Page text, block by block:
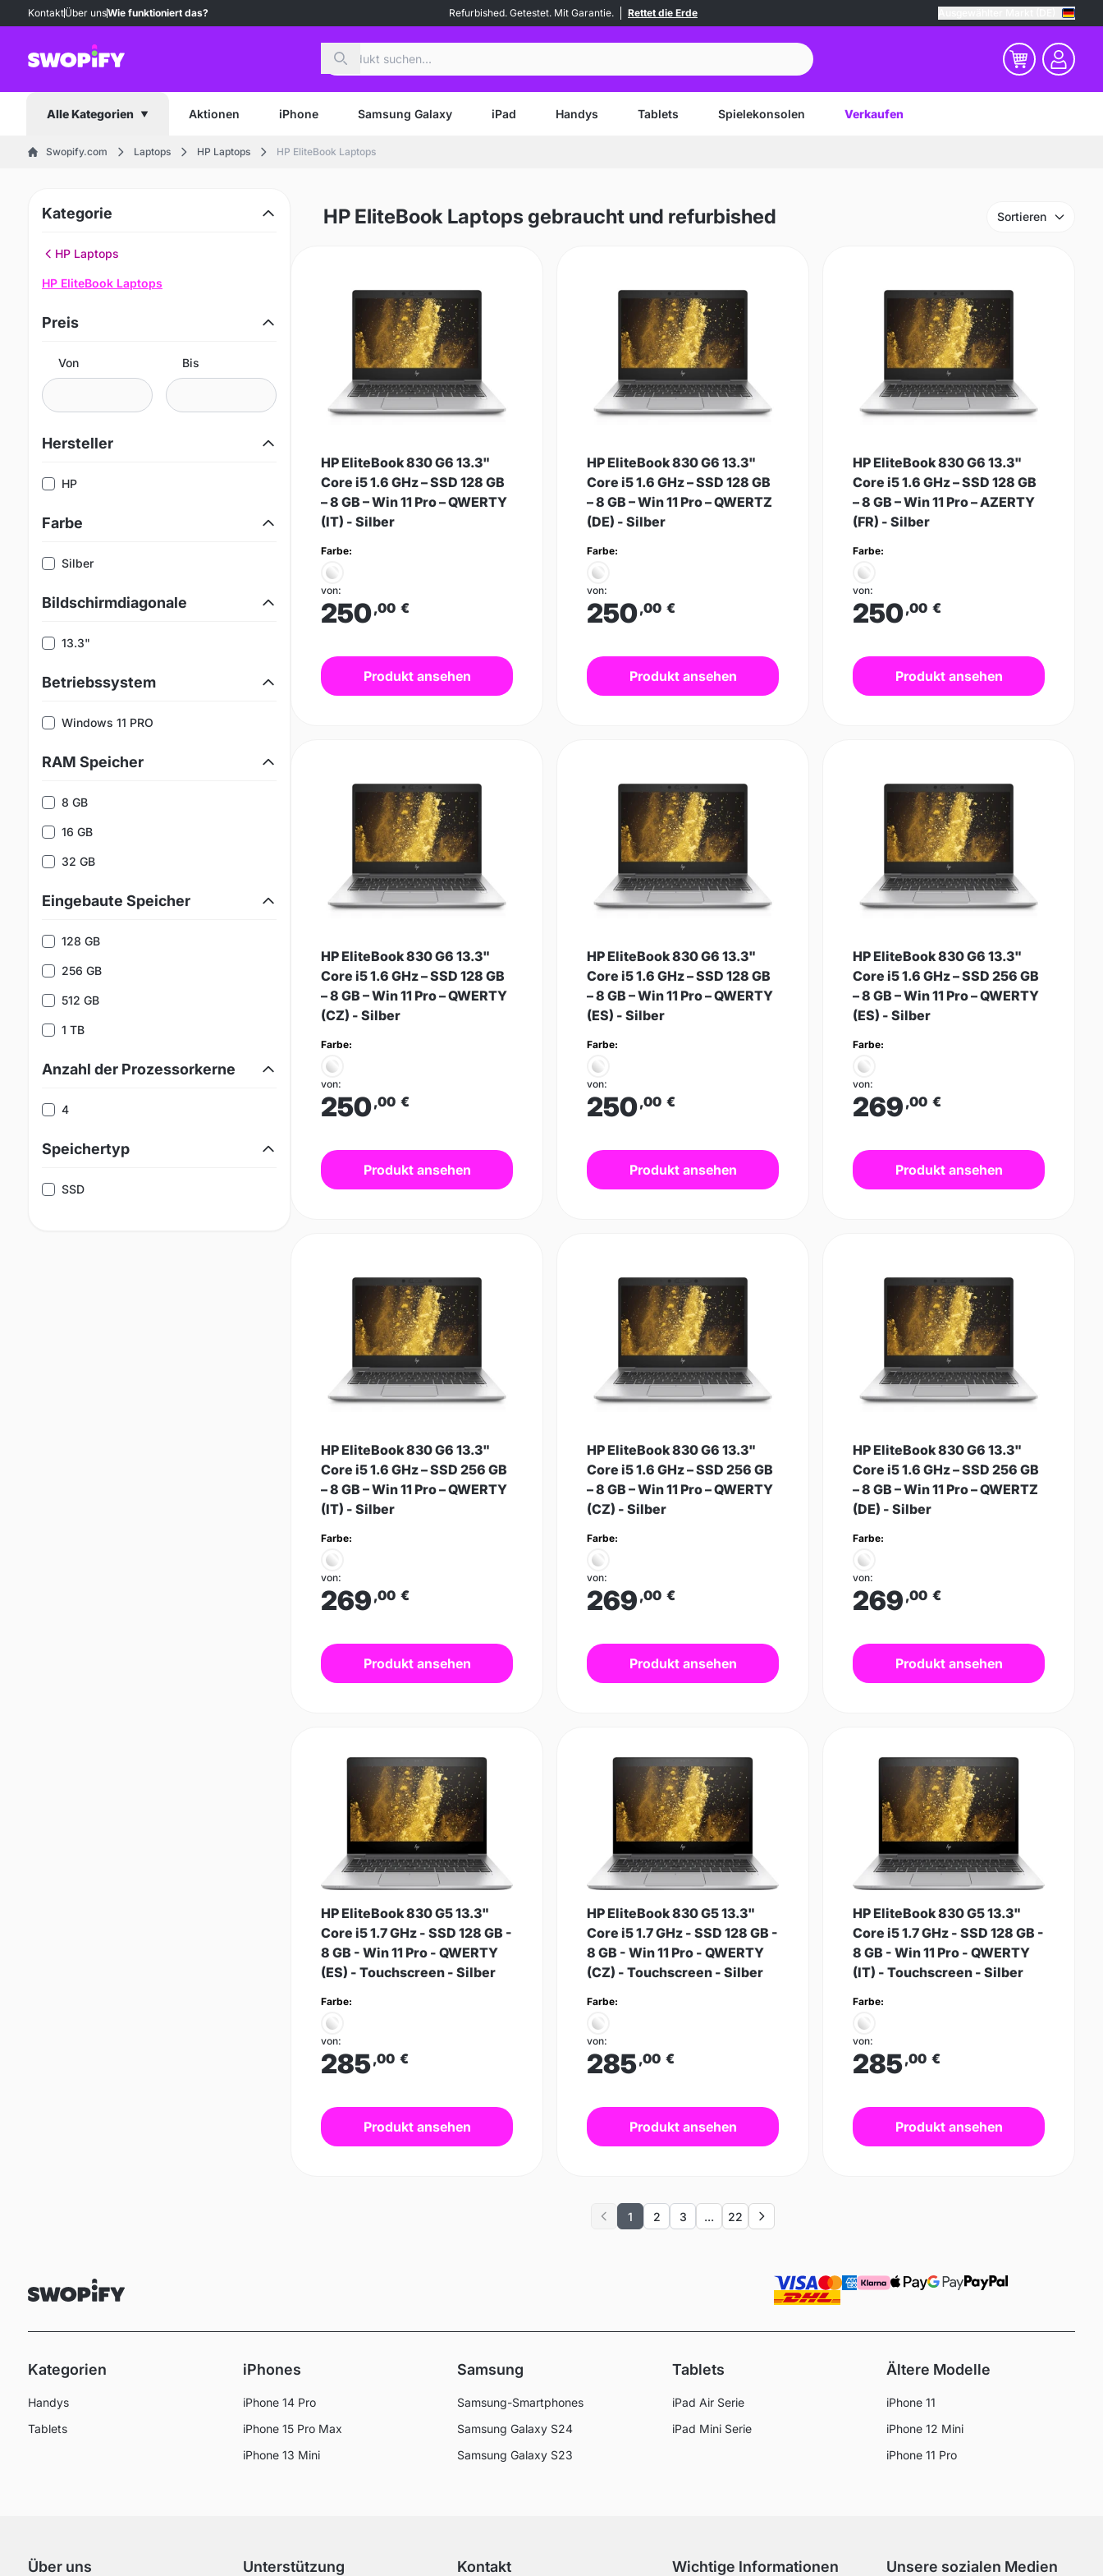
KontaktÜber unsWie funktioniert das? Refurbished. Getestet. Mit Garantie. Rettet die Erde
Alle Kategorien Aktionen iPhone Samsung Galaxy iPad Handys Tablets Spielekonsolen Verkaufen
Swopify.com Laptops HP Laptops HP EliteBook Laptops
Kategorie
HP Laptops
HP EliteBook Laptops
Preis
Von Bis
Hersteller
HP
Farbe
Silber
Bildschirmdiagonale
13.3"
Betriebssystem
Windows 11 PRO
RAM Speicher
8 GB
16 GB
32 GB
Eingebaute Speicher
128 GB
256 GB
512 GB
1 TB
Anzahl der Prozessorkerne
4
Speichertyp
SSD
HP EliteBook Laptops gebraucht und refurbished Sortieren
HP EliteBook 830 G6 13.3"
Core i5 1.6 GHz – SSD 128 GB
– 8 GB – Win 11 Pro – QWERTY
(IT) - Silber
Farbe:
von:
250,00 €
Produkt ansehen
HP EliteBook 830 G6 13.3"
Core i5 1.6 GHz – SSD 128 GB
– 8 GB – Win 11 Pro – QWERTZ
(DE) - Silber
Farbe:
von:
250,00 €
Produkt ansehen
HP EliteBook 830 G6 13.3"
Core i5 1.6 GHz – SSD 128 GB
– 8 GB – Win 11 Pro – AZERTY
(FR) - Silber
Farbe:
von:
250,00 €
Produkt ansehen
HP EliteBook 830 G6 13.3"
Core i5 1.6 GHz – SSD 128 GB
– 8 GB – Win 11 Pro – QWERTY
(CZ) - Silber
Farbe:
von:
250,00 €
Produkt ansehen
HP EliteBook 830 G6 13.3"
Core i5 1.6 GHz – SSD 128 GB
– 8 GB – Win 11 Pro – QWERTY
(ES) - Silber
Farbe:
von:
250,00 €
Produkt ansehen
HP EliteBook 830 G6 13.3"
Core i5 1.6 GHz – SSD 256 GB
– 8 GB – Win 11 Pro – QWERTY
(ES) - Silber
Farbe:
von:
269 ,00 €
Produkt ansehen
HP EliteBook 830 G6 13.3"
Core i5 1.6 GHz – SSD 256 GB
– 8 GB – Win 11 Pro – QWERTY
(IT) - Silber
Farbe:
von:
269 ,00 €
Produkt ansehen
HP EliteBook 830 G6 13.3"
Core i5 1.6 GHz – SSD 256 GB
– 8 GB – Win 11 Pro – QWERTY
(CZ) - Silber
Farbe:
von:
269 ,00 €
Produkt ansehen
HP EliteBook 830 G6 13.3"
Core i5 1.6 GHz – SSD 256 GB
– 8 GB – Win 11 Pro – QWERTZ
(DE) - Silber
Farbe:
von:
269 ,00 €
Produkt ansehen
HP EliteBook 830 G5 13.3"
Core i5 1.7 GHz - SSD 128 GB -
8 GB - Win 11 Pro - QWERTY
(ES) - Touchscreen - Silber
Farbe:
von:
285,00 €
Produkt ansehen
HP EliteBook 830 G5 13.3"
Core i5 1.7 GHz - SSD 128 GB -
8 GB - Win 11 Pro - QWERTY
(CZ) - Touchscreen - Silber
Farbe:
von:
285,00 €
Produkt ansehen
HP EliteBook 830 G5 13.3"
Core i5 1.7 GHz - SSD 128 GB -
8 GB - Win 11 Pro - QWERTY
(IT) - Touchscreen - Silber
Farbe:
von:
285,00 €
Produkt ansehen
Previous
1 2 3 ... 22 Next
Kategorien
Handys
Tablets
iPhones
iPhone 14 Pro
iPhone 15 Pro Max
iPhone 13 Mini
Samsung
Samsung-Smartphones
Samsung Galaxy S24
Samsung Galaxy S23
Tablets
iPad Air Serie
iPad Mini Serie
Ältere Modelle
iPhone 11
iPhone 12 Mini
iPhone 11 Pro
Über uns Unterstützung Kontakt Wichtige Informationen Unsere sozialen Medien